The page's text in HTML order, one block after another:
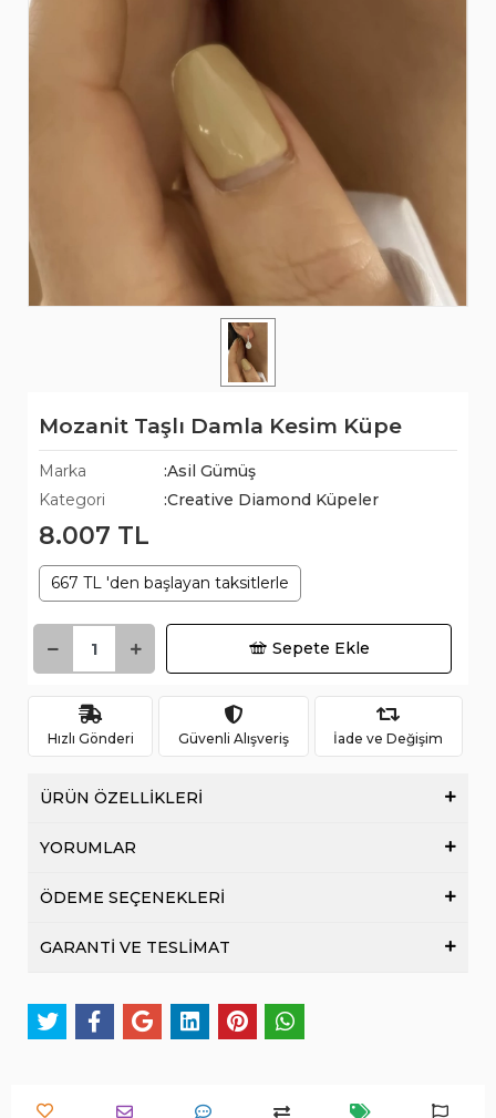
Mozanit Taşlı Damla Kesim Küpe
Marka
:Asil Gümüş
Kategori
:Creative Diamond Küpeler
8.007 TL
667 TL 'den başlayan taksitlerle
Sepete Ekle
Hızlı Gönderi Güvenli Alışveriş İade ve Değişim
ÜRÜN ÖZELLİKLERİ
YORUMLAR
ÖDEME SEÇENEKLERİ
GARANTİ VE TESLİMAT